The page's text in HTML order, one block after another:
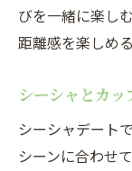
びを一緒に楽し
距離感を楽しめ
シーシャとカ
シーシャデート
シーンに合わせ